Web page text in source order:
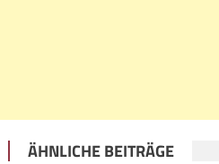
ÄHNLICHE BEITRÄGE